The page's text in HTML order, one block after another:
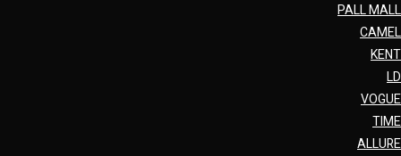
PALL MALL
CAMEL
KENT
LD
VOGUE
TIME
ALLURE